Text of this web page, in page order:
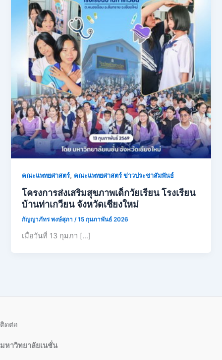
คณะแพทยศาสตร์, คณะแพทยศาสตร์ ข่าวประชาสัมพันธ์
โครงการส่งเสริมสุขภาพเด็กวัยเรียน โรงเรียน
บ้านท่าเกวียน จังหวัดเชียงใหม่
กัญญาภัทร พงษ์สุภา /15 กุมภาพันธ์ 2026
เมื่อวันที่ 13 กุมภา […]
ติดต่อ
มหาวิทยาลัยเนชั่น